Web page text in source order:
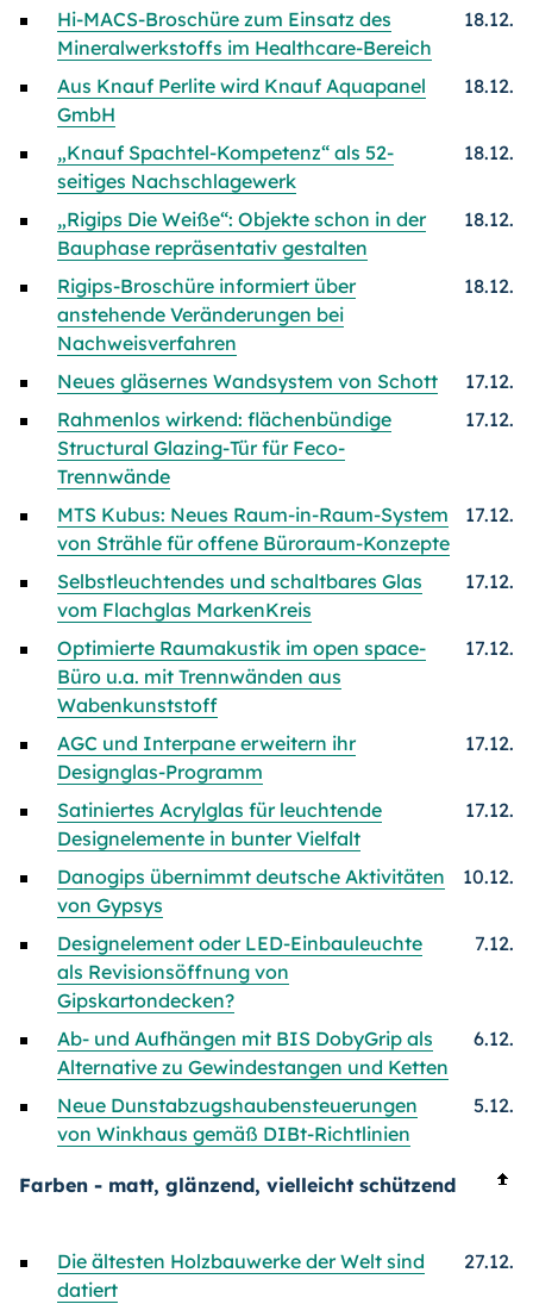
Hi-MACS-Broschüre zum Einsatz des
Mineralwerkstoffs im Healthcare-Bereich
18.12.
Aus Knauf Perlite wird Knauf Aquapanel
GmbH
18.12.
„Knauf Spachtel-Kompetenz“ als 52-
seitiges Nachschlagewerk
18.12.
„Rigips Die Weiße“: Objekte schon in der
Bauphase repräsentativ gestalten
18.12.
Rigips-Broschüre informiert über
anstehende Veränderungen bei
Nachweisverfahren
18.12.
Neues gläsernes Wandsystem von Schott
17.12.
Rahmenlos wirkend: flächenbündige
Structural Glazing-Tür für Feco-
Trennwände
17.12.
MTS Kubus: Neues Raum-in-Raum-System
von Strähle für offene Büroraum-Konzepte
17.12.
Selbstleuchtendes und schaltbares Glas
vom Flachglas MarkenKreis
17.12.
Optimierte Raumakustik im open space-
Büro u.a. mit Trennwänden aus
Wabenkunststoff
17.12.
AGC und Interpane erweitern ihr
Designglas-Programm
17.12.
Satiniertes Acrylglas für leuchtende
Designelemente in bunter Vielfalt
17.12.
Danogips übernimmt deutsche Aktivitäten
von Gypsys
10.12.
Designelement oder LED-Einbauleuchte
als Revisionsöffnung von
Gipskartondecken?
7.12.
Ab- und Aufhängen mit BIS DobyGrip als
Alternative zu Gewindestangen und Ketten
6.12.
Neue Dunstabzugshaubensteuerungen
von Winkhaus gemäß DIBt-Richtlinien
5.12.
Farben - matt, glänzend, vielleicht schützend
Die ältesten Holzbauwerke der Welt sind
datiert
27.12.